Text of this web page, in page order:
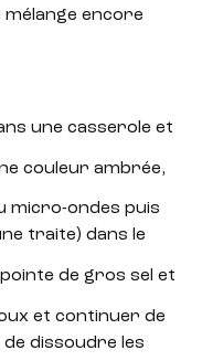
encore
une casserole et
couleur ambrée,
micro-ondes puis
traite) dans le
pointe de gros sel et
et continuer de
dissoudre les